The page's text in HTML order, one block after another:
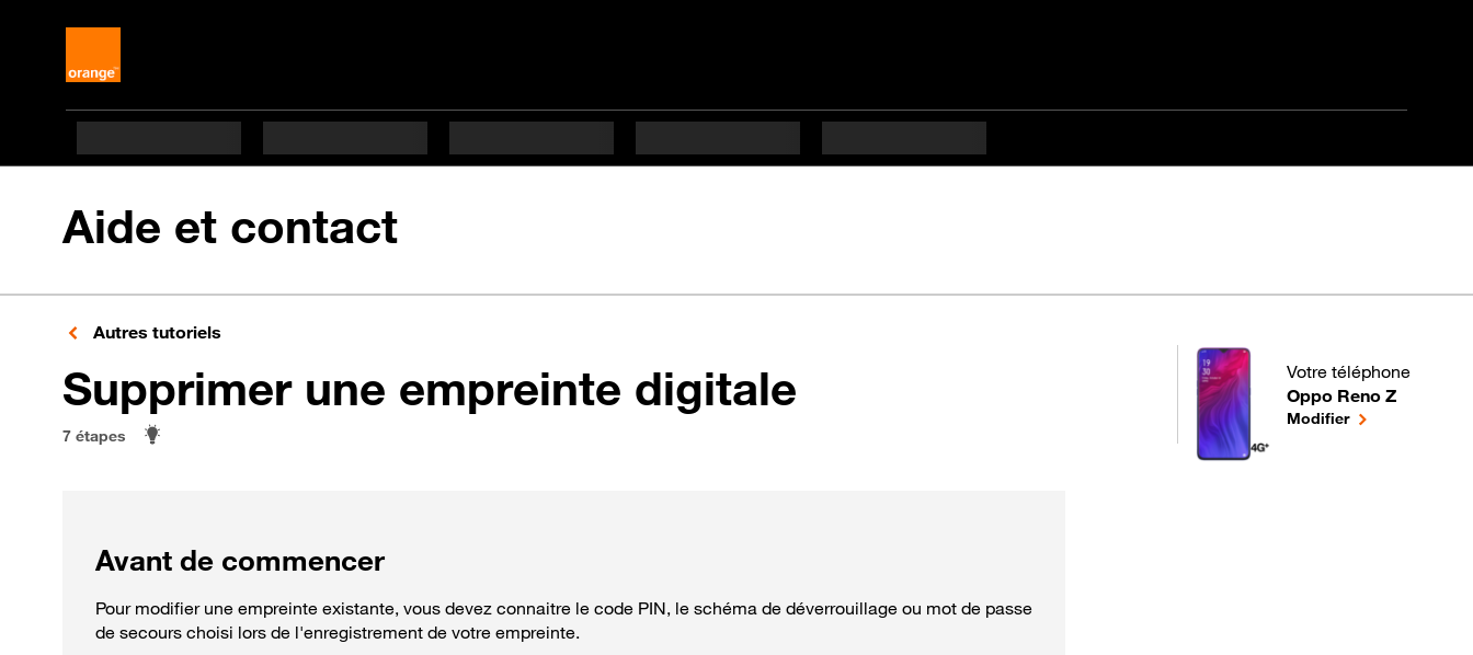
Aide et contact
Autres tutoriels
Supprimer une empreinte digitale en 7 étapes difficulté
7 étapes
Votre téléphone
Oppo Reno Z
pour votre Oppo Reno Z
Modifierle téléphone
Avant de commencer
Pour modifier une empreinte existante, vous devez connaitre le code PIN, le schéma de déverrouillage ou mot de passe
de secours choisi lors de l'enregistrement de votre empreinte.